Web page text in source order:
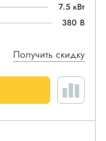
7.5 кВт
380 В
Получить скидку